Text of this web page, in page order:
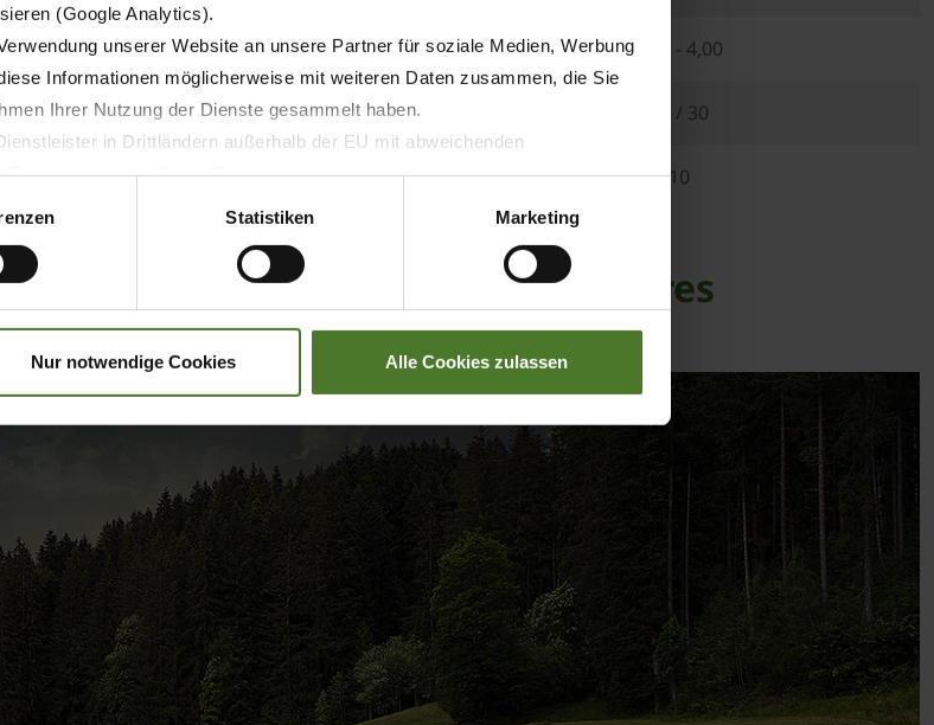
(Google Analytics).
unserer Website an unsere Partner für soziale Medien, Werbung
Informationen möglicherweise mit weiteren Daten zusammen, die Sie
Ihrer Nutzung der Dienste gesammelt haben.
in Drittländern außerhalb der EU mit abweichenden
von behördlichen Zugriffen bzw. von Kontrollverlust bzgl. übermittelter
Statistiken Marketing
Nur notwendige Cookies Alle Cookies zulassen
3,50 3,50 - 4,00
22 / 30 22 / 30
10 10
andains propres bien rectangulaires
Swadro S Highland